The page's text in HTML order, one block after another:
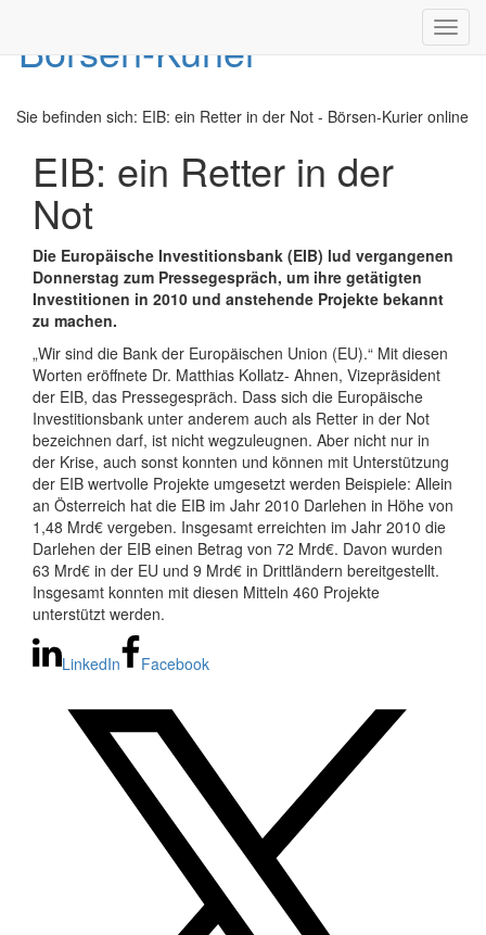
Sie befinden sich: EIB: ein Retter in der Not - Börsen-Kurier online
EIB: ein Retter in der
Not
Die Europäische Investitionsbank (EIB) lud vergangenen
Donnerstag zum Pressegespräch, um ihre getätigten
Investitionen in 2010 und anstehende Projekte bekannt
zu machen.
„Wir sind die Bank der Europäischen Union (EU).“ Mit diesen
Worten eröffnete Dr. Matthias Kollatz- Ahnen, Vizepräsident
der EIB, das Pressegespräch. Dass sich die Europäische
Investitionsbank unter anderem auch als Retter in der Not
bezeichnen darf, ist nicht wegzuleugnen. Aber nicht nur in
der Krise, auch sonst konnten und können mit Unterstützung
der EIB wertvolle Projekte umgesetzt werden Beispiele: Allein
an Österreich hat die EIB im Jahr 2010 Darlehen in Höhe von
1,48 Mrd€ vergeben. Insgesamt erreichten im Jahr 2010 die
Darlehen der EIB einen Betrag von 72 Mrd€. Davon wurden
63 Mrd€ in der EU und 9 Mrd€ in Drittländern bereitgestellt.
Insgesamt konnten mit diesen Mitteln 460 Projekte
unterstützt werden.
LinkedIn Facebook